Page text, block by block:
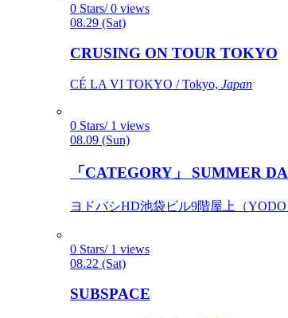
0 Stars/ 0 views
08.29 (Sat)
CRUSING ON TOUR TOKYO
CÉ LA VI TOKYO / Tokyo, Japan
0 Stars/ 1 views
08.09 (Sun)
「CATEGORY」 SUMMER
ヨドバシHD池袋ビル9階屋上（
0 Stars/ 1 views
08.22 (Sat)
SUBSPACE